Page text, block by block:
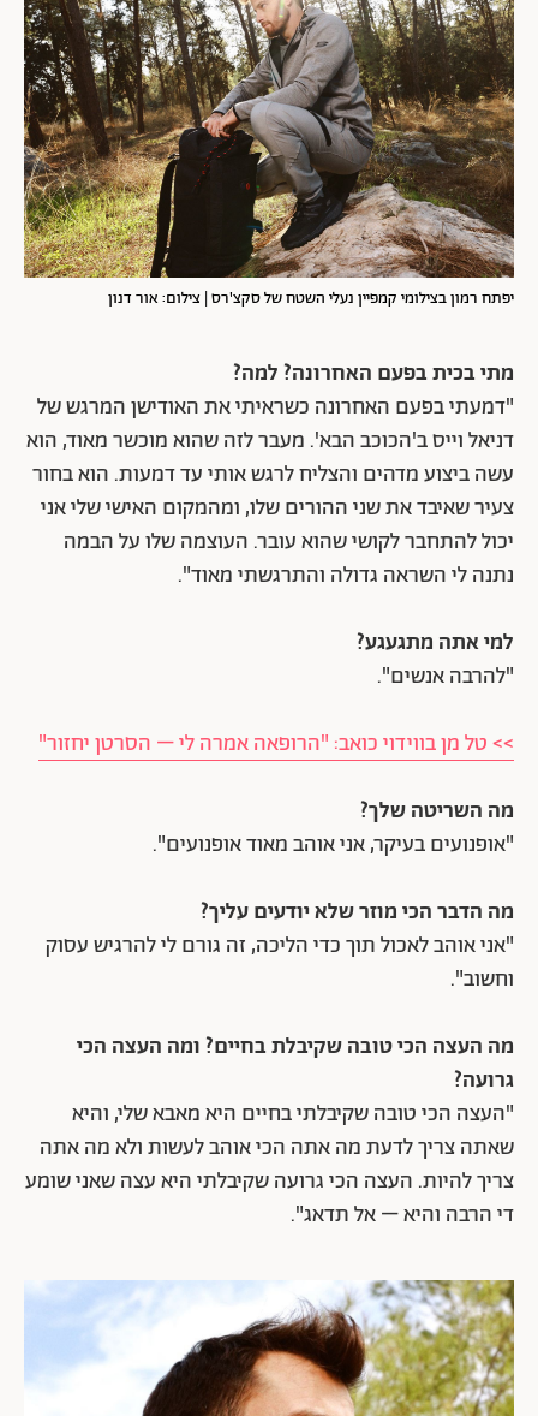
יפתח רמון בצילומי קמפיין נעלי השטח של סקצ'רס | צילום: אור דנון
מתי בכית בפעם האחרונה? למה?
"דמעתי בפעם האחרונה כשראיתי את האודישן המרגש של
דניאל וייס ב'הכוכב הבא'. מעבר לזה שהוא מוכשר מאוד, הוא
עשה ביצוע מדהים והצליח לרגש אותי עד דמעות. הוא בחור
צעיר שאיבד את שני ההורים שלו, ומהמקום האישי שלי אני
יכול להתחבר לקושי שהוא עובר. העוצמה שלו על הבמה
נתנה לי השראה גדולה והתרגשתי מאוד".
למי אתה מתגעגע?
"להרבה אנשים".
>> טל מן בווידוי כואב: "הרופאה אמרה לי – הסרטן יחזור"
מה השריטה שלך?
"אופנועים בעיקר, אני אוהב מאוד אופנועים".
מה הדבר הכי מוזר שלא יודעים עליך?
"אני אוהב לאכול תוך כדי הליכה, זה גורם לי להרגיש עסוק
וחשוב".
מה העצה הכי טובה שקיבלת בחיים? ומה העצה הכי
גרועה?
"העצה הכי טובה שקיבלתי בחיים היא מאבא שלי, והיא
שאתה צריך לדעת מה אתה הכי אוהב לעשות ולא מה אתה
צריך להיות. העצה הכי גרועה שקיבלתי היא עצה שאני שומע
די הרבה והיא – אל תדאג".